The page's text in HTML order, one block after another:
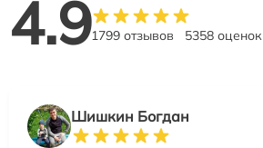
4.91799 отзывов 5358 оценок
Шишкин Богдан